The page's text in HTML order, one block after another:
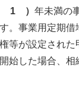
1 ） 年未満の
。事業用定期
等が設定され
始した場合、